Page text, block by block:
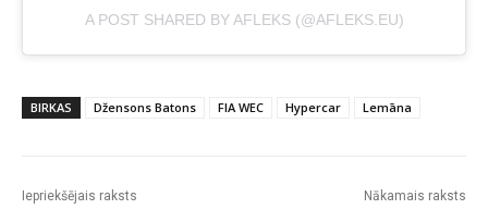
A POST SHARED BY AFLEKS (@AFLEKS.EU)
BIRKAS Džensons Batons FIA WEC Hypercar Lemāna
Iepriekšējais raksts Nākamais raksts